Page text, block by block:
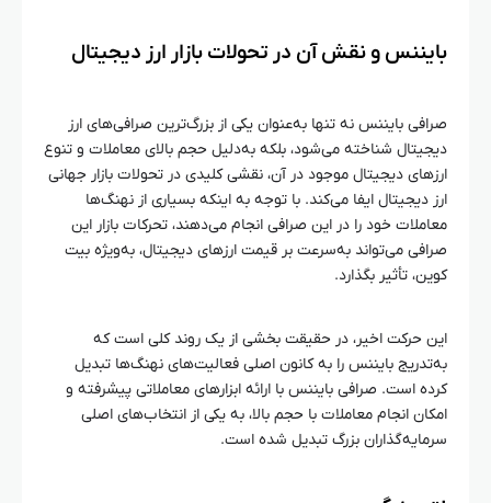
بایننس و نقش آن در تحولات بازار ارز دیجیتال
صرافی بایننس نه تنها به‌عنوان یکی از بزرگ‌ترین صرافی‌های ارز
دیجیتال شناخته می‌شود، بلکه به‌دلیل حجم بالای معاملات و تنوع
ارزهای دیجیتال موجود در آن، نقشی کلیدی در تحولات بازار جهانی
ارز دیجیتال ایفا می‌کند. با توجه به اینکه بسیاری از نهنگ‌ها
معاملات خود را در این صرافی انجام می‌دهند، تحرکات بازار این
صرافی می‌تواند به‌سرعت بر قیمت ارزهای دیجیتال، به‌ویژه بیت‌
کوین، تأثیر بگذارد.
این حرکت اخیر، در حقیقت بخشی از یک روند کلی است که
به‌تدریج بایننس را به کانون اصلی فعالیت‌های نهنگ‌ها تبدیل
کرده است. صرافی بایننس با ارائه ابزارهای معاملاتی پیشرفته و
امکان انجام معاملات با حجم بالا، به یکی از انتخاب‌های اصلی
سرمایه‌گذاران بزرگ تبدیل شده است.